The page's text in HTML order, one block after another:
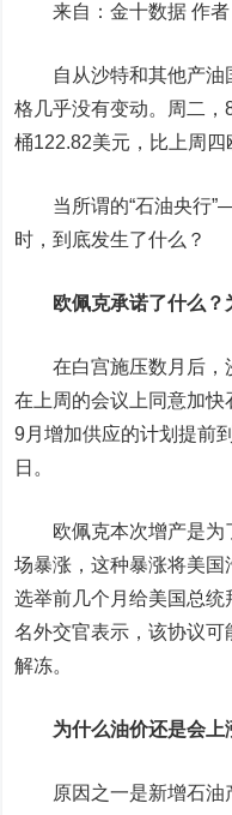
来自：金十数据 作
自从沙特和其他产油
格几乎没有变动。周二
桶122.82美元，比上周四
当所谓的“石油央行
时，到底发生了什么？
欧佩克承诺了什么？
在白宫施压数月后，
在上周的会议上同意加
9月增加供应的计划提前
日。
欧佩克本次增产是为
场暴涨，这种暴涨将美
选举前几个月给美国总
名外交官表示，该协议
解冻。
为什么油价还是会上
原因之一是新增石油